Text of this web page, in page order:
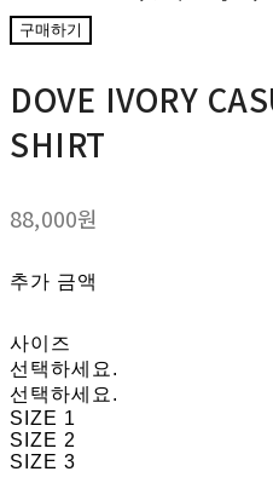
구매하기
DOVE IVORY
SHIRT
88,000원
추가 금액
사이즈
선택하세요.
선택하세요.
SIZE 1
SIZE 2
SIZE 3